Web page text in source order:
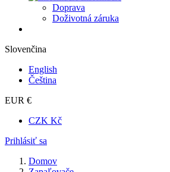
Doprava
Doživotná záruka
Slovenčina
English
Čeština
EUR €
CZK Kč
Prihlásiť sa
Domov